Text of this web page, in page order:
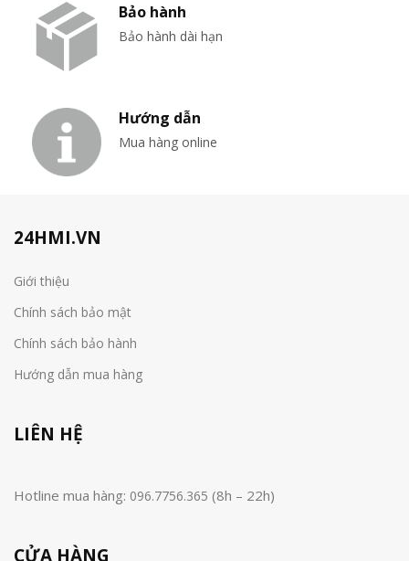
Bảo hành
Bảo hành dài hạn
Hướng dẫn
Mua hàng online
24HMI.VN
Giới thiệu
Chính sách bảo mật
Chính sách bảo hành
Hướng dẫn mua hàng
LIÊN HỆ
Hotline mua hàng: 096.7756.365 (8h – 22h)
CỬA HÀNG